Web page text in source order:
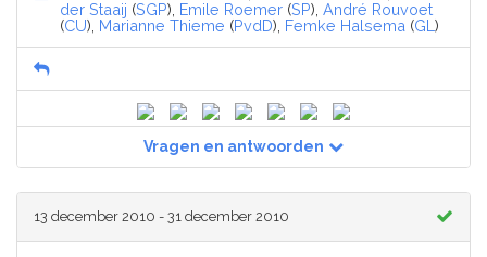
der Staaij (SGP), Emile Roemer (SP), André Rouvoet
(CU), Marianne Thieme (PvdD), Femke Halsema (GL )
Vragen en antwoorden
13 december 2010 - 31 december 2010